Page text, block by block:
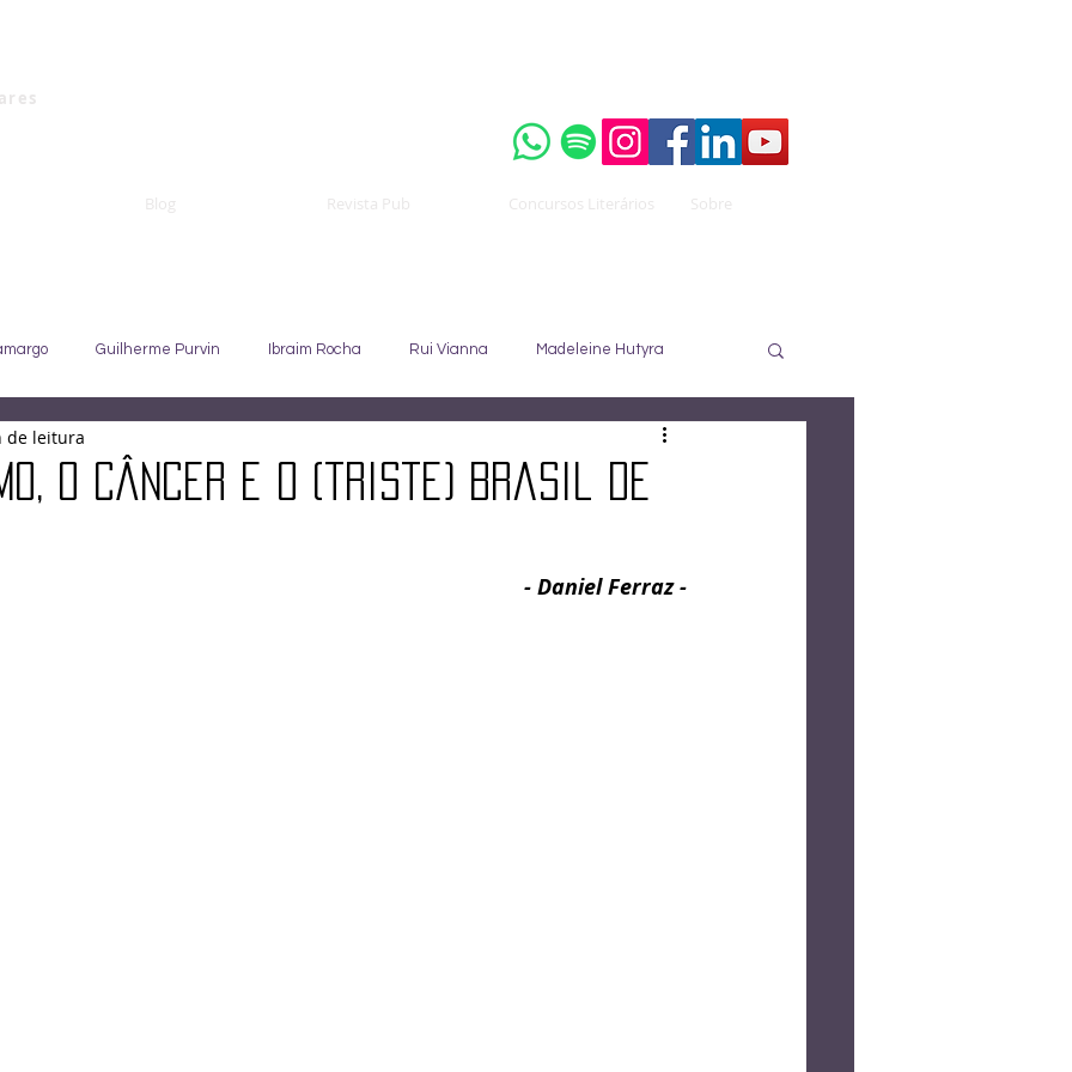
Blog Revista Pub Concursos Literários Sobre
Guilherme Purvin Ibraim Rocha Rui Vianna Madeleine Hutyra
Sebastião Staut José Nuzzi
o câncer e o (triste) Brasil de
de leitura
- Daniel Ferraz -